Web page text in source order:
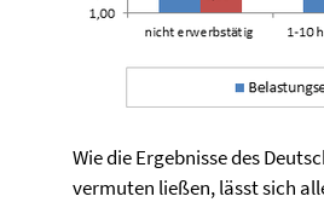
Wie die Ergebnisse des
vermuten ließen, lässt sich